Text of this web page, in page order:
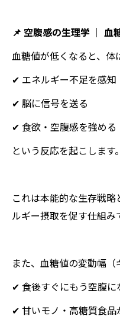
📌 空腹感の生理学 │ 血
血糖値が低くなると、体
✔ エネルギー不足を感知
✔ 脳に信号を送る
✔ 食欲・空腹感を強める
という反応を起こします。
これは本能的な生存戦
ルギー摂取を促す仕組み
また、血糖値の変動幅（
✔ 食後すぐにもう空腹に
✔ 甘いモノ・高糖質食品